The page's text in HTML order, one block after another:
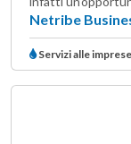
Netribe
Servizi alle